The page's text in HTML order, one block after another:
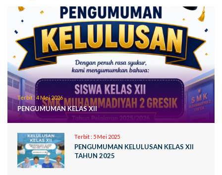
Terbit : 4 Mei 2026
PENGUMUMAN KELAS XII
Terbit : 5 Mei 2025
PENGUMUMAN KELULUSAN KELAS XII
TAHUN 2025